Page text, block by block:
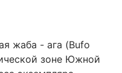
жаба - ага (Bufo
зоне Южной